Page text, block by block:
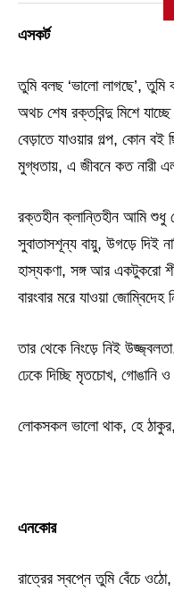
এসকর্ট
তুমি বলছ ‘ভালো লাগছে’, তুমি
অথচ শেষ রক্তবিন্দু মিশে
বেড়াতে যাওয়ার গল্প, কোন বই
মুগ্ধতায়, এ জীবনে কত নারী
রক্তহীন ক্লান্তিহীন আমি শুধু
সুবাতাসশূন্য বায়ু, উগড়ে দিই
হাস্যকণা, সঙ্গ আর একটুকরো
বারংবার মরে যাওয়া জোম্বিদেহ
তার থেকে নিংড়ে নিই
ঢেকে দিচ্ছি মৃতচোখ, গোঙানি ও
লোকসকল ভালো থাক, হে
এনকোর
রাত্রের স্বপ্নে তুমি বেঁচে